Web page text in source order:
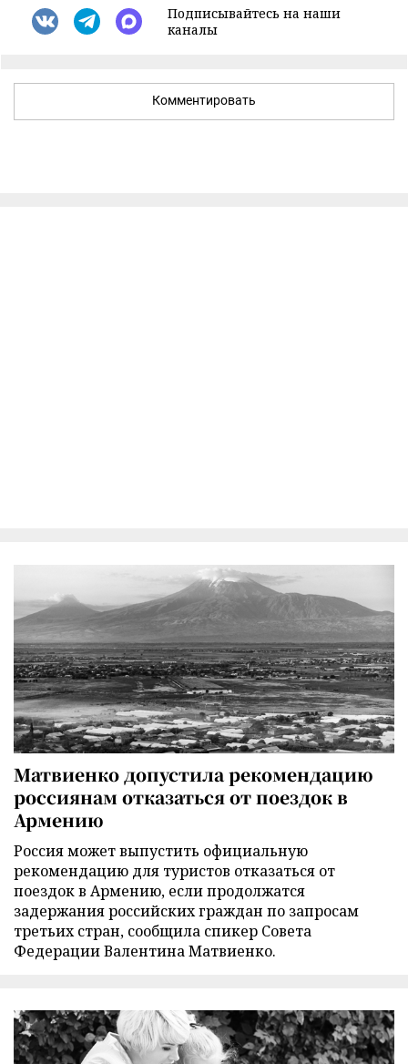
Подписывайтесь на наши
каналы
Комментировать
Матвиенко допустила рекомендацию
россиянам отказаться от поездок в
Армению
Россия может выпустить официальную
рекомендацию для туристов отказаться от
поездок в Армению, если продолжатся
задержания российских граждан по запросам
третьих стран, сообщила спикер Совета
Федерации Валентина Матвиенко.